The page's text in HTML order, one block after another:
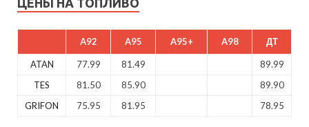
ЦЕНЫ НА ТОПЛИВО
A92 A95 A95+ A98 ДТ
ATAN 77.99 81.49
89.99
TES
81.50 85.90
89.90
GRIFON
75.95 81.95 78.95